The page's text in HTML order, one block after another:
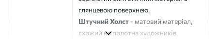
глянцевою поверхнею.
Штучний Холст - матовий матеріал,
схожий на полотна художників.